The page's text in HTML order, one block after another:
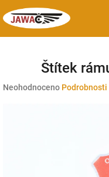
na
obsah
Štítek
Průměrné
Neohodnoceno